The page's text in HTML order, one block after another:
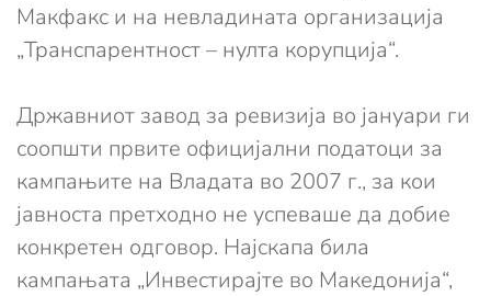
Макфакс и на невладината организација
„Транспарентност – нулта корупција“.
Државниот завод за ревизија во јануари ги
соопшти првите официјални податоци за
кампањите на Владата во 2007 г., за кои
јавноста претходно не успеваше да добие
конкретен одговор. Најскапа била
кампањата „Инвестирајте во Македонија“,